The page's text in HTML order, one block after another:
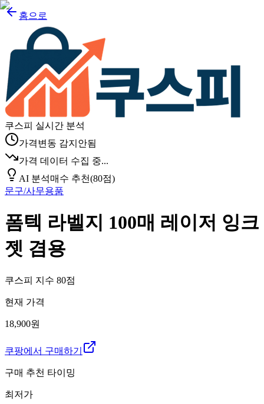
홈으로
쿠스피 실시간 분석
가격변동 감지안됨
가격 데이터 수집 중...
AI 분석매수 추천(80점)
문구/사무용품
폼텍 라벨지 100매 레이저 잉크
젯 겸용
쿠스피 지수 80점
현재 가격
18,900원
쿠팡에서 구매하기
구매 추천 타이밍
최저가